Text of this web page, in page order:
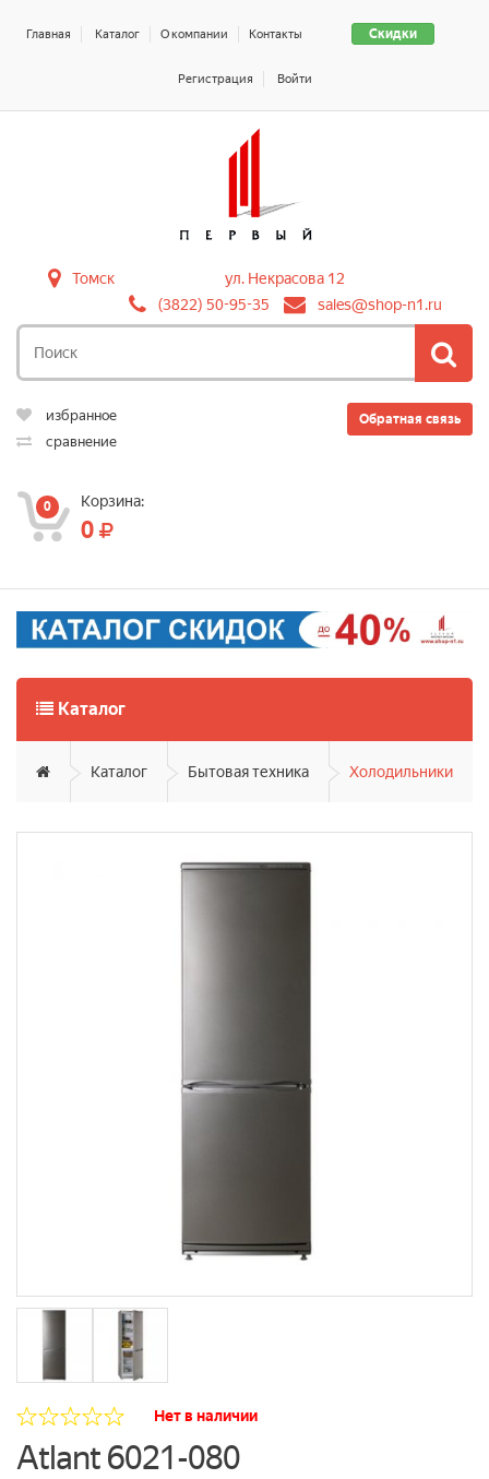
Скидки
Главная Каталог О компании Контакты
Регистрация Войти
Томск
ул. Некрасова 12
(3822) 50-95-35
sales@shop-n1.ru
Обратная связь
избранное
сравнение
0 Корзина:
0
Каталог
Каталог Бытовая техника Холодильники
Нет в наличии
Atlant 6021-080